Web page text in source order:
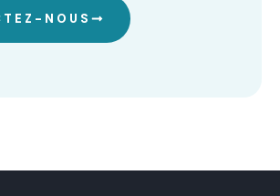
NOUS